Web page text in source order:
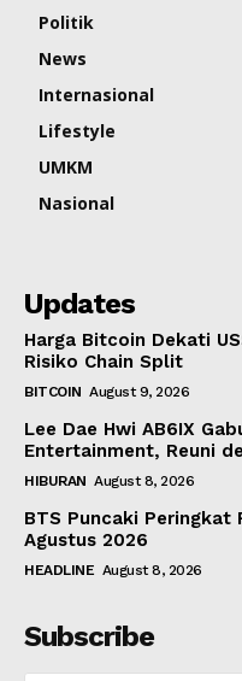
Politik
News
Internasional
Lifestyle
UMKM
Nasional
Updates
Harga Bitcoin Dekati
Risiko Chain Split
BITCOIN August 9, 2026
Lee Dae Hwi AB6IX
Entertainment, Reuni
HIBURAN August 8, 2026
BTS Puncaki Peringkat
Agustus 2026
HEADLINE August 8, 2026
Subscribe